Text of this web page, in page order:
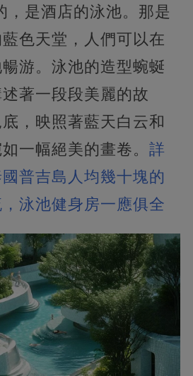
，是酒店的泳池。那是
色天堂，人們可以在
游。泳池的造型蜿蜒
著一段段美麗的故
，映照著藍天白云和
一幅絕美的畫卷。 詳
普吉島人均幾十塊的
泳池健身房一應俱全